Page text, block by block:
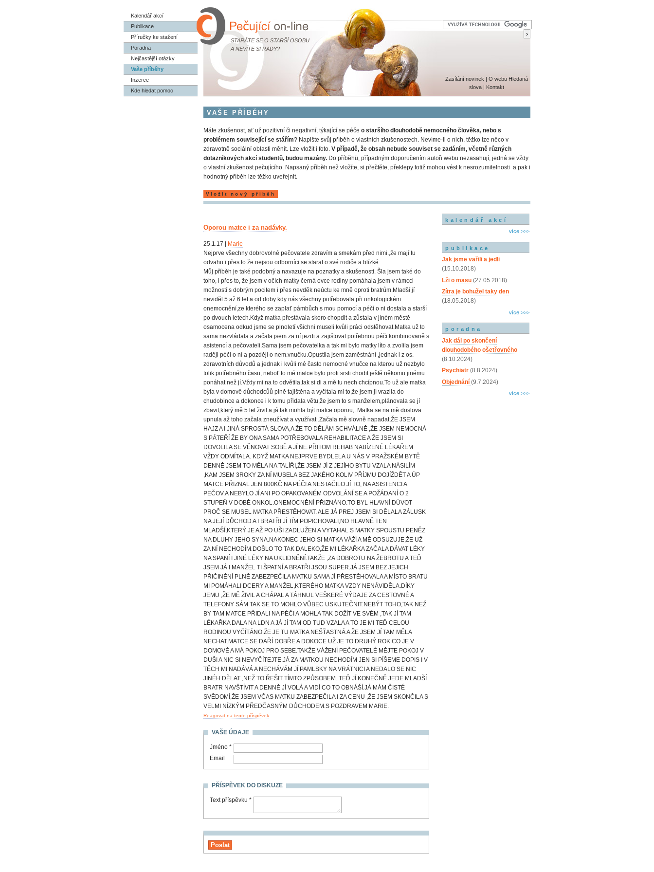
STARÁTE SE O STARŠÍ OSOBU
A NEVÍTE SI RADY?
Kalendář akcí
Publikace
Příručky ke stažení
Poradna
Nejčastější otázky
Vaše příběhy
Inzerce
Kde hledat pomoc
Zasílání novinek | O webu Hledaná
slova | Kontakt
VAŠE PŘÍBĚHY
Máte zkušenost, ať už pozitivní či negativní, týkající se péče o staršího dlouhodobě nemocného člověka, nebo s
problémem související se stářím? Napište svůj příběh o vlastních zkušenostech. Nevíme-li o nich, těžko lze něco v
zdravotně sociální oblasti měnit. Lze vložit i foto. V případě, že obsah nebude souviset se zadáním, včetně různých
dotazníkových akcí studentů, budou mazány. Do příběhů, případným doporučením autoři webu nezasahují, jedná se vždy
o vlastní zkušenost pečujícího. Napsaný příběh než vložíte, si přečtěte, překlepy totiž mohou vést k nesrozumitelnosti a pak i
hodnotný příběh lze těžko uveřejnit.
Vložit nový příběh
Oporou matce i za nadávky.
25.1.17 |
Marie
Nejprve všechny dobrovolné pečovatele zdravím a smekám před nimi.,že mají tu
odvahu i přes to že nejsou odborníci se starat o své rodiče a blízké.
Můj příběh je také podobný a navazuje na poznatky a skušenosti. Šla jsem také do
toho, i přes to, že jsem v očích matky černá ovce rodiny pomáhala jsem v rámcci
možností s dobrým pocitem i přes nevděk neúctu ke mně oproti bratrům.Mladší jí
neviděl 5 až 6 let a od doby kdy nás všechny potřebovala při onkologickém
onemocnění,ze kterého se zaplať pámbůch s mou pomocí a péčí o ni dostala a starší
po dvouch letech.Když matka přestávala skoro chopdit a zůstala v jiném městě
osamocena odkud jsme se plnoletí všichni museli kvůli práci odstěhovat.Matka už to
sama nezvládala a začala jsem za ní jezdi a zajištovat potřebnou péči kombinovaně s
asistencí a pečovateli.Sama jsem pečovatelka a tak mi bylo matky líto a zvolila jsem
raději péči o ní a později o nem.vnučku.Opustila jsem zaměstnání ,jednak i z os.
zdravotních důvodů a jednak i kvůli mé často nemocné vnučce na kterou už nezbylo
tolik potřebného času, neboť to mé matce bylo proti srsti chodit ještě někomu jinému
ponáhat než jí.Vždy mi na to odvětila,tak si di a mě tu nech chcípnou.To už ale matka
byla v domově důchodcůů plně tajištěna a vyčítala mi to,že jsem jí vrazila do
chudobince a dokonce i k tomu přidala větu,že jsem to s manželem,plánovala se jí
zbavit,který mě 5 let živil a já tak mohla být matce oporou,. Matka se na mě doslova
upnula až toho začala zneužívat a využívat .Začala mě slovně napadat,ŽE JSEM
HAJZ A I JINÁ SPROSTÁ SLOVA,A ŽE TO DĚLÁM SCHVÁLNĚ ,ŽE JSEM NEMOCNÁ
S PÁTEŘÍ ŽE BY ONA SAMA POTŘEBOVALA REHABILITACE A ŽE JSEM SI
DOVOLILA SE VĚNOVAT SOBĚ A JÍ NE.PŘITOM REHAB NABÍZENÉ LÉKAŘEM
VŽDY ODMÍTALA. KDYŽ MATKA NEJPRVE BYDLELA U NÁS V PRAŽSKÉM BYTĚ
DENNĚ JSEM TO MĚLA NA TALÍŘI,ŽE JSEM JÍ Z JEJÍHO BYTU VZALA NÁSILÍM
,KAM JSEM 3ROKY ZA NÍ MUSELA BEZ JAKÉHO KOLIV PŘÍJMU DOJÍŽDĚT A ÚP
MATCE PŘIZNAL JEN 800KČ NA PÉČI A NESTAČILO JÍ TO, NA ASISTENCI A
PEČOV.A NEBYLO JÍ ANI PO OPAKOVANÉM ODVOLÁNÍ SE A POŽÁDANÍ O 2
STUPEŇ V DOBĚ ONKOL.ONEMOCNĚNÍ PŘIZNÁNO.TO BYL HLAVNÍ DŮVOT
PROČ SE MUSEL MATKA PŘESTĚHOVAT. ALE JÁ PREJ JSEM SI DĚLALA ZÁLUSK
NA JEJÍ DŮCHOD A I BRATŘI JÍ TÍM POPICHOVALI,NO HLAVNĚ TEN
MLADŠÍ,KTERÝ JE AŽ PO UŠI ZADLUŽEN A VYTAHAL S MATKY SPOUSTU PENĚZ
NA DLUHY JEHO SYNA.NAKONEC JEHO SI MATKA VÁŽÍ A MĚ ODSUZUJE,ŽE UŽ
ZA NÍ NECHODÍM.DOŠLO TO TAK DALEKO,ŽE MI LÉKAŘKA ZAČALA DÁVAT LÉKY
NA SPANÍ I JINÉ LÉKY NA UKLIDNĚNÍ.TAKŽE ,ZA DOBROTU NA ŽEBROTU A TEĎ
JSEM JÁ I MANŽEL TI ŠPATNÍ A BRATŘI JSOU SUPER.JÁ JSEM BEZ JEJICH
PŘIČINĚNÍ PLNĚ ZABEZPEČILA MATKU SAMA JÍ PŘESTĚHOVALA A MÍSTO BRATŮ
MI POMÁHALI DCERY A MANŽEL,KTERÉHO MATKA VZDY NENÁVIDĚLA.DÍKY
JEMU ,ŽE MĚ ŽIVIL A CHÁPAL A TÁHNUL VEŠKERÉ VÝDAJE ZA CESTOVNÉ A
TELEFONY SÁM TAK SE TO MOHLO VŮBEC USKUTEČNIT.NEBÝT TOHO,TAK NEŽ
BY TAM MATCE PŘIDALI NA PÉČI A MOHLA TAK DOŽÍT VE SVÉM ,TAK JÍ TAM
LÉKAŘKA DALA NA LDN A JÁ JÍ TAM OD TUD VZALA A TO JE MI TEĎ CELOU
RODINOU VYČÍTÁNO.ŽE JE TU MATKA NEŠŤASTNÁ A ŽE JSEM JÍ TAM MĚLA
NECHAT.MATCE SE DAŘÍ DOBŘE A DOKOCE UŽ JE TO DRUHÝ ROK CO JE V
DOMOVĚ A MÁ POKOJ PRO SEBE.TAKŽE VÁŽENÍ PEČOVATELÉ MĚJTE POKOJ V
DUŠI A NIC SI NEVYČÍTEJTE.JÁ ZA MATKOU NECHODÍM JEN SI PÍŠEME DOPIS I V
TĚCH MI NADÁVÁ A NECHÁVÁM JÍ PAMLSKY NA VRÁTNICI A NEDALO SE NIC
JINÉH DĚLAT ,NEŽ TO ŘEŠIT TÍMTO ZPŮSOBEM. TEĎ JÍ KONEČNĚ JEDE MLADŠÍ
BRATR NAVŠTÍVIT A DENNĚ JÍ VOLÁ A VIDÍ CO TO OBNÁŠÍ.JÁ MÁM ČISTÉ
SVĚDOMÍ,ŽE JSEM VČAS MATKU ZABEZPEČILA I ZA CENU ,ŽE JSEM SKONČILA S
VELMI NÍZKÝM PŘEDČASNÝM DŮCHODEM.S POZDRAVEM MARIE.
Reagovat na tento příspěvek
VAŠE ÚDAJE
Jméno *
Email
PŘÍSPĚVEK DO DISKUZE
Text příspěvku *
kalendář akcí
více >>>
publikace
Jak jsme vařili a jedli
(15.10.2018)
Lži o masu (27.05.2018)
Zítra je bohužel taky den
(18.05.2018)
více >>>
poradna
Jak dál po skončení
dlouhodobého ošetřovného
(8.10.2024)
Psychiatr (8.8.2024)
Objednání (9.7.2024)
více >>>